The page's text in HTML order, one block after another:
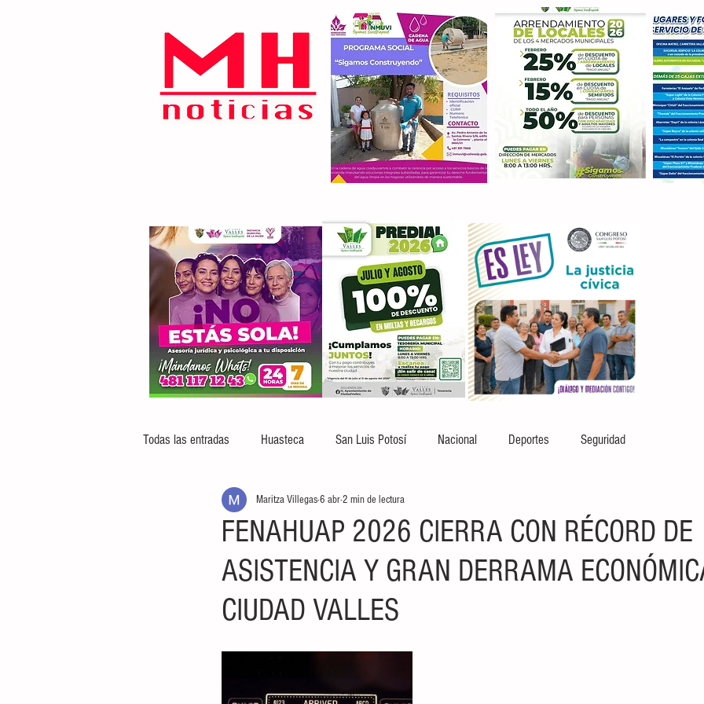
Todas las entradas Huasteca San Luis Potosí Nacional Deportes Seguridad
FENAHUAP 2026 CIERRA CON RÉCORD DE
ASISTENCIA Y GRAN DERRAMA
CIUDAD VALLES
Maritza Villegas6 abr2 min de lectura